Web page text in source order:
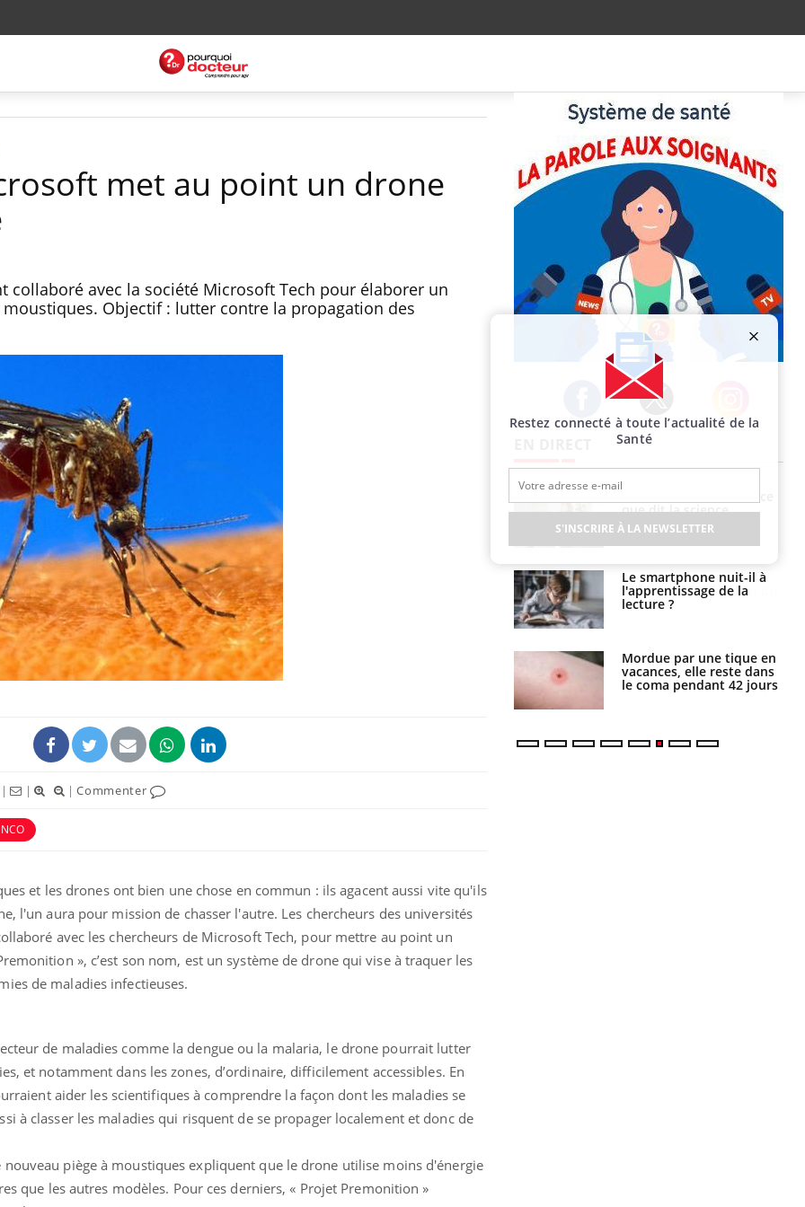
met au point un drone
collaboré avec la société Microsoft Tech pour élaborer un
Objectif : lutter contre la propagation des
| | |Commenter
et les drones ont bien une chose en commun : ils agacent aussi vite qu'ils
l'un aura pour mission de chasser l'autre. Les chercheurs des universités
avec les chercheurs de Microsoft Tech, pour mettre au point un
», c’est son nom, est un système de drone qui vise à traquer les
de maladies infectieuses.
de maladies comme la dengue ou la malaria, le drone pourrait lutter
et notamment dans les zones, d’ordinaire, difficilement accessibles. En
aider les scientifiques à comprendre la façon dont les maladies se
à classer les maladies qui risquent de se propager localement et donc de
piège à moustiques expliquent que le drone utilise moins d'énergie
que les autres modèles. Pour ces derniers, « Projet Premonition »
Facebook Twitter Instagram
La sieste empêche-t-elle
de dormir la nuit ?
VIH : la fin du comprimé
tous les jours se profile-t-
elle enfin ?
Pourquoi votre ventre
gâche-t-il les premiers
jours de vos vacances ?
que dit la science
Le smartphone nuit-il à
l'apprentissage de la
lecture ?
Mordue par une tique en
vacances, elle reste dans
le coma pendant 42 jours
Restez connecté à toute l’actualité de la
Santé
S'INSCRIRE À LA NEWSLETTER